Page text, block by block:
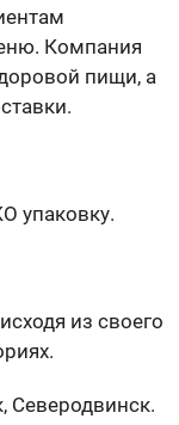
Компания
пищи, а
упаковку.
из своего
Северодвинск.